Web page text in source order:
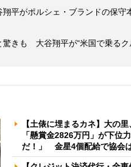
翔平がポルシェ・ブランドの保
驚きも 大谷翔平が“米国で乗るク
【土俵に埋まるカネ】大の
「懸賞金2826万円」が下位
だ！」 金星4個配給で協会